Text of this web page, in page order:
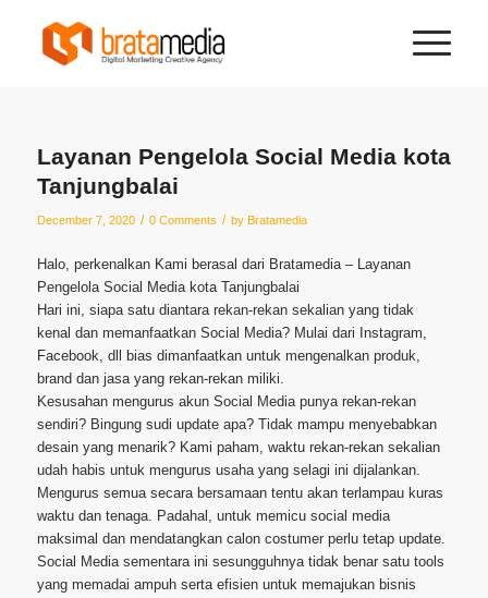
Layanan Pengelola Social Media kota
Tanjungbalai
December 7, 2020 / 0 Comments / by Bratamedia
Halo, perkenalkan Kami berasal dari Bratamedia – Layanan
Pengelola Social Media kota Tanjungbalai
Hari ini, siapa satu diantara rekan-rekan sekalian yang tidak
kenal dan memanfaatkan Social Media? Mulai dari Instagram,
Facebook, dll bias dimanfaatkan untuk mengenalkan produk,
brand dan jasa yang rekan-rekan miliki.
Kesusahan mengurus akun Social Media punya rekan-rekan
sendiri? Bingung sudi update apa? Tidak mampu menyebabkan
desain yang menarik? Kami paham, waktu rekan-rekan sekalian
udah habis untuk mengurus usaha yang selagi ini dijalankan.
Mengurus semua secara bersamaan tentu akan terlampau kuras
waktu dan tenaga. Padahal, untuk memicu social media
maksimal dan mendatangkan calon costumer perlu tetap update.
Social Media sementara ini sesungguhnya tidak benar satu tools
yang memadai ampuh serta efisien untuk memajukan bisnis